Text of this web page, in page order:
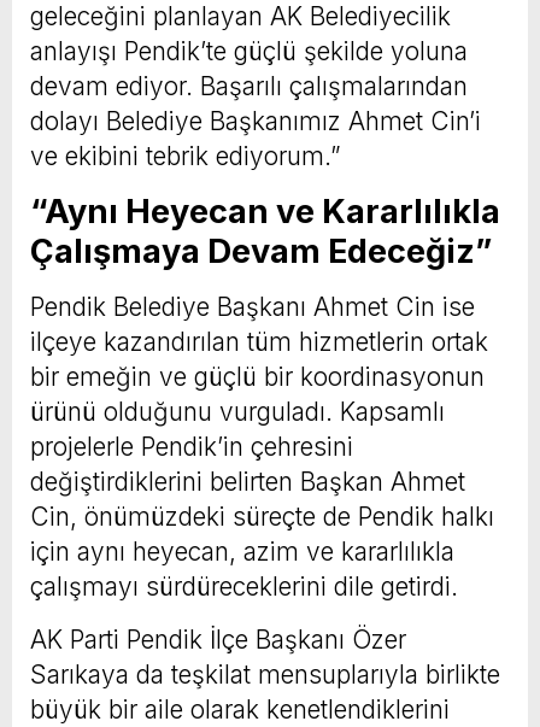
geleceğini planlayan AK Belediyecilik
anlayışı Pendik’te güçlü şekilde yoluna
devam ediyor. Başarılı çalışmalarından
dolayı Belediye Başkanımız Ahmet Cin’i
ve ekibini tebrik ediyorum.”
“Aynı Heyecan ve Kararlılıkla
Çalışmaya Devam Edeceğiz”
Pendik Belediye Başkanı Ahmet Cin ise
ilçeye kazandırılan tüm hizmetlerin ortak
bir emeğin ve güçlü bir koordinasyonun
ürünü olduğunu vurguladı. Kapsamlı
projelerle Pendik’in çehresini
değiştirdiklerini belirten Başkan Ahmet
Cin, önümüzdeki süreçte de Pendik halkı
için aynı heyecan, azim ve kararlılıkla
çalışmayı sürdüreceklerini dile getirdi.
AK Parti Pendik İlçe Başkanı Özer
Sarıkaya da teşkilat mensuplarıyla birlikte
büyük bir aile olarak kenetlendiklerini